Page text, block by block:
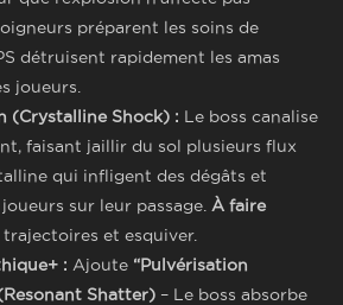
préparent les soins de
détruisent rapidement les amas
joueurs.
(Crystalline Shock) : Le boss canalise
faisant jaillir du sol plusieurs flux
qui infligent des dégâts et
sur leur passage. À faire
trajectoires et esquiver.
: Ajoute “Pulvérisation
Shatter)– Le boss absorbe